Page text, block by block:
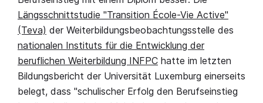
Längsschnittstudie "Transition École-Vie Active"
(Teva) der Weiterbildungsbeobachtungsstelle des
nationalen Instituts für die Entwicklung der
beruflichen Weiterbildung INFPC hatte im letzten
Bildungsbericht der Universität Luxemburg einerseits
belegt, dass "schulischer Erfolg den Berufseinstieg